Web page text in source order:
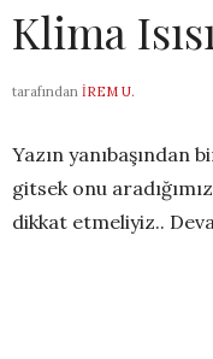
Klima
tarafından İREM U.
Yazın yanıbaşından
gitsek onu
dikkat etmeliyiz..